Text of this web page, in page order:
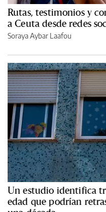
Rutas, testimonios y
a Ceuta desde redes
Soraya Aybar Laafou
Un estudio identifica
edad que podrían